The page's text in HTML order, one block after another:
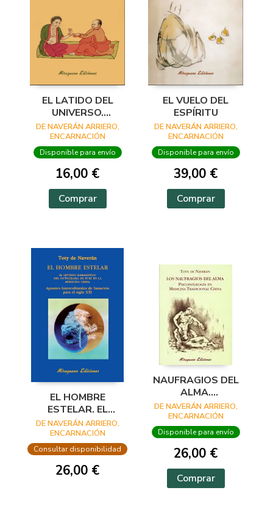
EL LATIDO DEL
UNIVERSO.
FUNDAMENTO
DIAGNÓSTICO DE
LA PULSOLOGÍA
CHINA
DE NAVERÁN ARRIERO,
ENCARNACIÓN
Disponible para envío
16,00 €
Comprar
EL VUELO DEL
ESPÍRITU
DE NAVERÁN ARRIERO,
ENCARNACIÓN
Disponible para envío
39,00 €
Comprar
EL HOMBRE
ESTELAR. EL
SENTIDO
KABALÍSTICO DEL
OCTOGRAMA DE
FUXÍ EN LA
MEDICINA CHINA
DE NAVERÁN ARRIERO,
ENCARNACIÓN
Consultar disponibilidad
26,00 €
NAUFRAGIOS DEL
ALMA.
PSICOPATOLOGÍA
EN MEDICINA
TRADICIONAL
CHINA
DE NAVERÁN ARRIERO,
ENCARNACIÓN
Disponible para envío
26,00 €
Comprar